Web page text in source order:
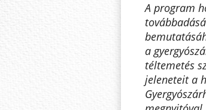
A program
a
téltemetés
jeleneteit a